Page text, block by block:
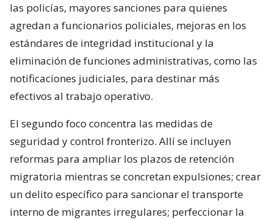
las policías, mayores sanciones para quienes
agredan a funcionarios policiales, mejoras en los
estándares de integridad institucional y la
eliminación de funciones administrativas, como las
notificaciones judiciales, para destinar más
efectivos al trabajo operativo.
El segundo foco concentra las medidas de
seguridad y control fronterizo. Allí se incluyen
reformas para ampliar los plazos de retención
migratoria mientras se concretan expulsiones; crear
un delito específico para sancionar el transporte
interno de migrantes irregulares; perfeccionar la